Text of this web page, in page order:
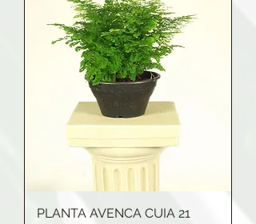
PLANTA AVENCA CUIA 21